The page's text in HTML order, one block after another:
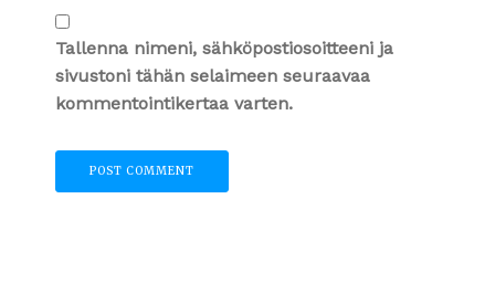
Tallenna nimeni, sähköpostiosoitteeni ja
sivustoni tähän selaimeen seuraavaa
kommentointikertaa varten.